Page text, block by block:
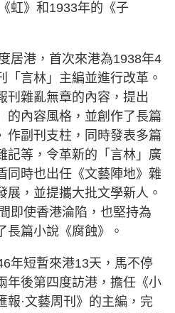
虹》和1933年的《子
居港，首次來港為1938年4
「言林」主編並進行改革。
刊雜亂無章的內容，提出
的內容風格，並創作了長篇
作副刊支柱，同時發表多篇
記等，令革新的「言林」廣
同時也出任《文藝陣地》雜
展，並提攜大批文學新人。
即使香港淪陷，也堅持為
長篇小說《腐蝕》。
年短暫來港13天，馬不停
年後第四度訪港，擔任《小
報·文藝周刊》的主編，完